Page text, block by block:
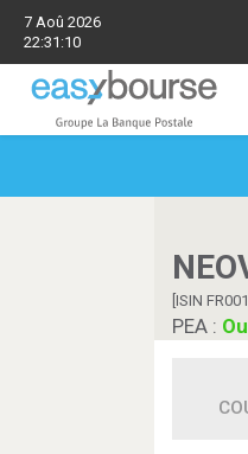
7 Aoû 2026
22:31:10
[ISIN
PEA :